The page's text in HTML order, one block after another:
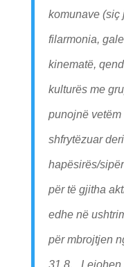
komunave (siç
filarmonia,
kinematë,
kulturës me
punojnë
shfrytëzuar
hapësirës/
për të gjitha
edhe në
për mbrojtjen